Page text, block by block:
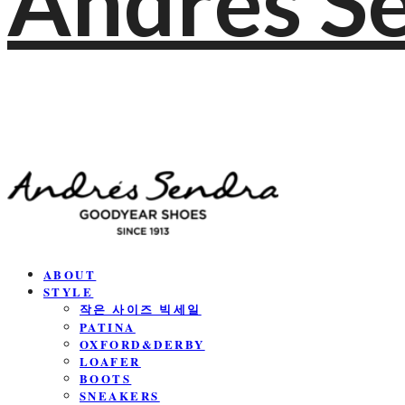
ABOUT
STYLE
작은 사이즈 빅세일
PATINA
OXFORD&DERBY
LOAFER
BOOTS
SNEAKERS